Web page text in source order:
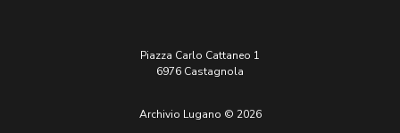
Piazza Carlo Cattaneo 1
6976 Castagnola
Archivio Lugano © 2026